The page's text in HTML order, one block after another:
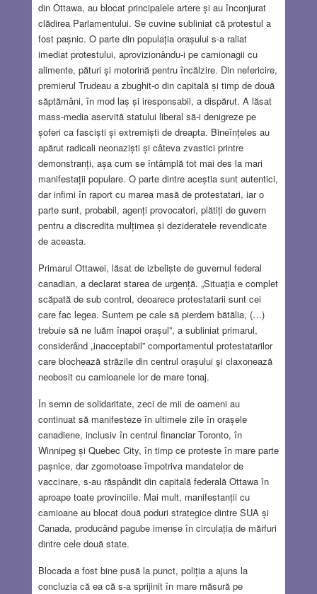
din Ottawa, au blocat principalele artere și au înconjurat
clădirea Parlamentului. Se cuvine subliniat că protestul a
fost pașnic. O parte din populația orașului s-a raliat
imediat protestului, aprovizionându-i pe camionagii cu
alimente, pături și motorină pentru încălzire. Din nefericire,
premierul Trudeau a zbughit-o din capitală și timp de două
săptămâni, în mod laș și iresponsabil, a dispărut. A lăsat
mass-media aservită statului liberal să-i denigreze pe
șoferi ca fasciști și extremiști de dreapta. Bineînțeles au
apărut radicali neonaziști și câteva zvastici printre
demonstranți, așa cum se întâmplă tot mai des la mari
manifestații populare. O parte dintre aceștia sunt autentici,
dar infimi în raport cu marea masă de protestatari, iar o
parte sunt, probabil, agenți provocatori, plătiți de guvern
pentru a discredita mulțimea și dezideratele revendicate
de aceasta.
Primarul Ottawei, lăsat de izbeliște de guvernul federal
canadian, a declarat starea de urgență. „Situaţia e complet
scăpată de sub control, deoarece protestatarii sunt cei
care fac legea. Suntem pe cale să pierdem bătălia, (…)
trebuie să ne luăm înapoi orașul”, a subliniat primarul,
considerând „inacceptabil” comportamentul protestatarilor
care blochează străzile din centrul orașului şi claxonează
neobosit cu camioanele lor de mare tonaj.
În semn de solidaritate, zeci de mii de oameni au
continuat să manifesteze în ultimele zile în orașele
canadiene, inclusiv în centrul financiar Toronto, în
Winnipeg și Quebec City, în timp ce proteste în mare parte
pașnice, dar zgomotoase împotriva mandatelor de
vaccinare, s-au răspândit din capitală federală Ottawa în
aproape toate provinciile. Mai mult, manifestanții cu
camioane au blocat două poduri strategice dintre SUA și
Canada, producând pagube imense în circulația de mărfuri
dintre cele două state.
Blocada a fost bine pusă la punct, poliția a ajuns la
concluzia că ea că s-a sprijinit în mare măsură pe